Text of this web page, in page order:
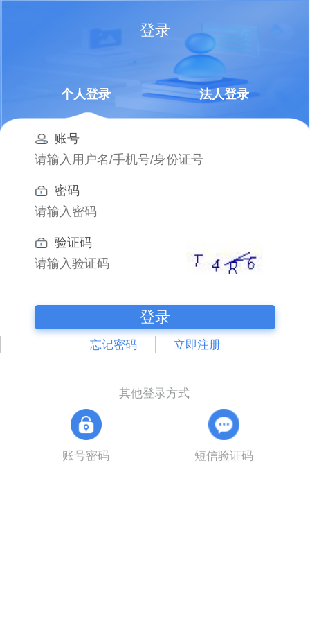
登录
个人登录 法人登录
账号
密码
验证码
登录
忘记密码 立即注册
其他登录方式
账号密码 短信验证码